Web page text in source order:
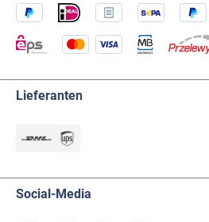
Lieferanten
Social-Media